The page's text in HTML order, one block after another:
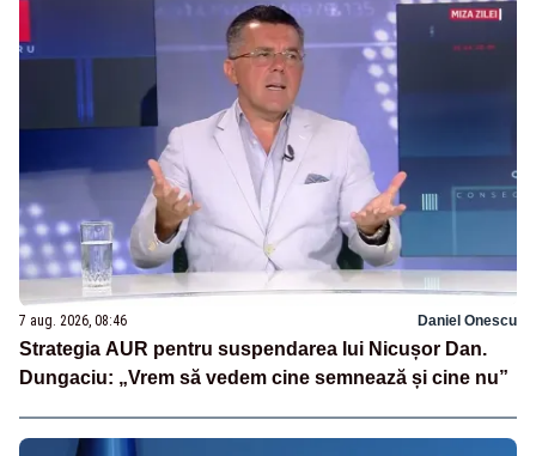
7 aug. 2026, 08:46 Daniel Onescu
Strategia AUR pentru suspendarea lui Nicușor Dan.
Dungaciu: „Vrem să vedem cine semnează și cine nu”